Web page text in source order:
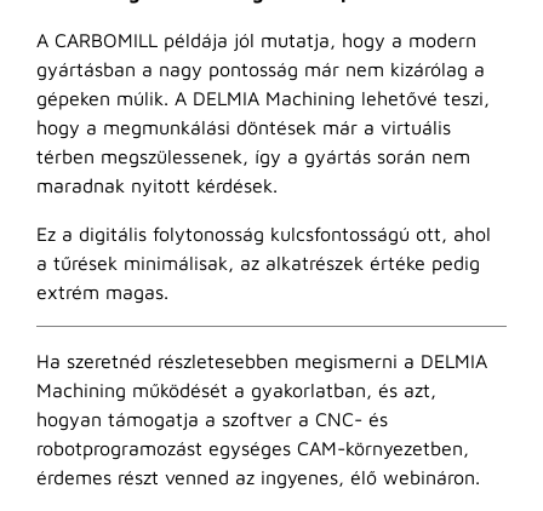
A CARBOMILL példája jól mutatja, hogy a modern
gyártásban a nagy pontosság már nem kizárólag a
gépeken múlik. A DELMIA Machining lehetővé teszi,
hogy a megmunkálási döntések már a virtuális
térben megszülessenek, így a gyártás során nem
maradnak nyitott kérdések.
Ez a digitális folytonosság kulcsfontosságú ott, ahol
a tűrések minimálisak, az alkatrészek értéke pedig
extrém magas.
Ha szeretnéd részletesebben megismerni a DELMIA
Machining működését a gyakorlatban, és azt,
hogyan támogatja a szoftver a CNC- és
robotprogramozást egységes CAM-környezetben,
érdemes részt venned az ingyenes, élő webináron.